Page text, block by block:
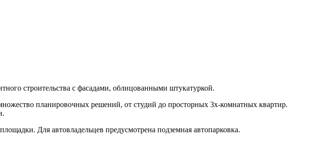
строительства с фасадами, облицованными штукатуркой.
планировочных решений, от студий до просторных 3х-комнатных квартир.
Для автовладельцев предусмотрена подземная автопарковка.